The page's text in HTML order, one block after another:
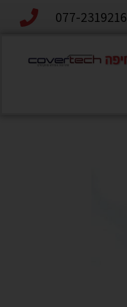
077-2319216